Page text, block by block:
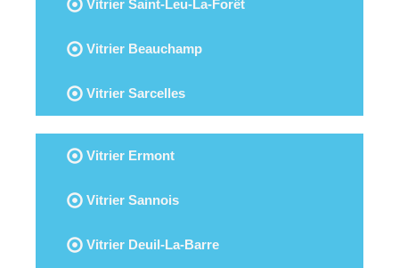
Vitrier Saint-Leu-La-Forêt
Vitrier Beauchamp
Vitrier Sarcelles
Vitrier Ermont
Vitrier Sannois
Vitrier Deuil-La-Barre